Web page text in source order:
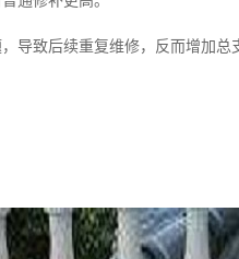
导致后续重复维修，反而增加总